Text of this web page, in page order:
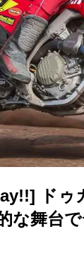
ドゥ
な舞台